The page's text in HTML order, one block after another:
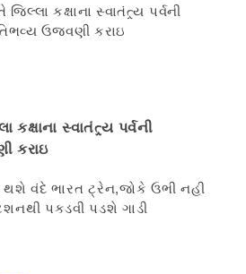
સ્વાતંત્ર્ય પર્વની
કરાઇ